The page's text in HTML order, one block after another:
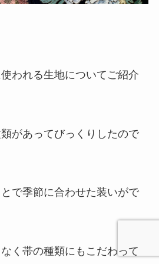
われる生地についてご紹介
があってびっくりしたので
で季節に合わせた装いがで
く帯の種類にもこだわって